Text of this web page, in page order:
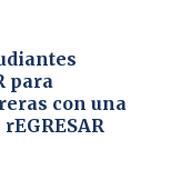
para
con una